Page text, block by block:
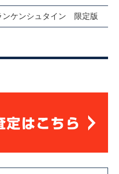
ンケンシュタイン 限定版